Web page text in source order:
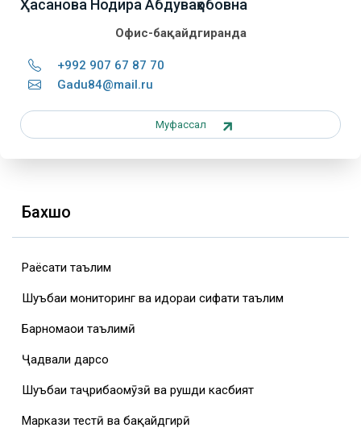
Ҳасанова Нодира Абдуваҳобовна
Офис-бақайдгиранда
+992 907 67 87 70
Gadu84@mail.ru
Муфассал
Бахшҳо
Раёсати таълим
Шуъбаи мониторинг ва идораи сифати таълим
Барномаҳои таълимӣ
Ҷадвали дарсҳо
Шуъбаи таҷрибаомӯзӣ ва рушди касбият
Маркази тестӣ ва бақайдгирӣ